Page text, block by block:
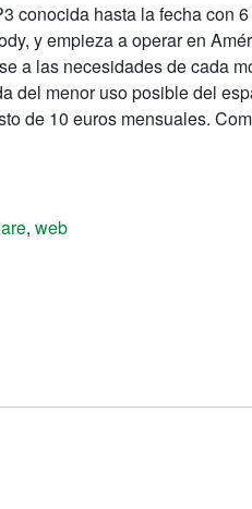
conocida hasta la fecha con
y empieza a operar en
a las necesidades de cada
menor uso posible del
de 10 euros mensuales.
, web